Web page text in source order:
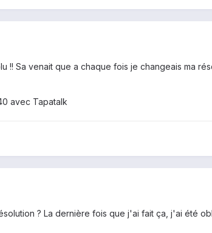
!! Sa venait que a chaque fois je changeais ma
avec Tapatalk
? La dernière fois que j'ai fait ça, j'ai été